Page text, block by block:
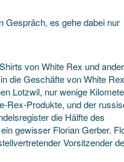
Gespräch, es gehe dabei nur
von White Rex und
die Geschäfte von White Rex
Lotzwil, nur wenige
Rex-Produkte, und der
die Hälfte des
gewisser Florian Gerber.
Vorsitzender